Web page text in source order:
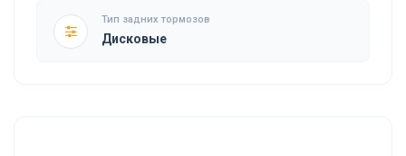
Тип задних тормозов
Дисковые